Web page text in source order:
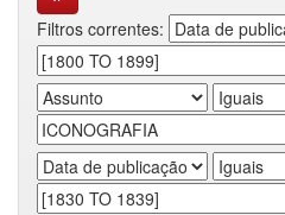
Filtros correntes: